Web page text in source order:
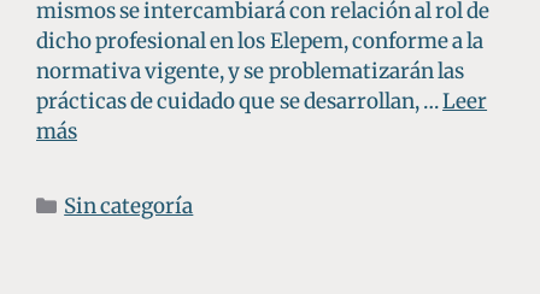
mismos se intercambiará con relación al rol de
dicho profesional en los Elepem, conforme a la
normativa vigente, y se problematizarán las
prácticas de cuidado que se desarrollan, …Leer
más
Sin categoría